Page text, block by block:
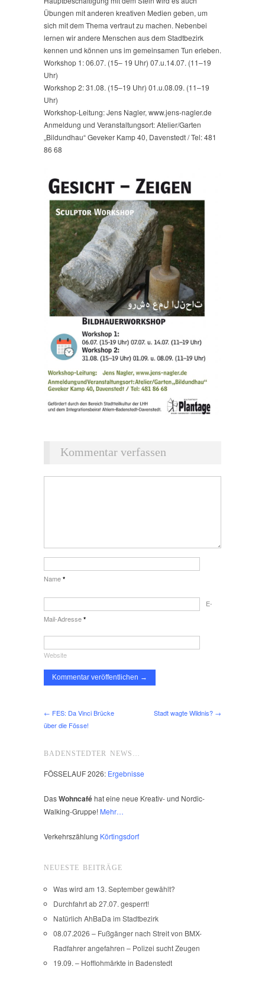
Übungen mit anderen kreativen Medien geben, um
sich mit dem Thema vertraut zu machen. Nebenbei
lernen wir andere Menschen aus dem Stadtbezirk
kennen und können uns im gemeinsamen Tun erleben.
Workshop 1: 06.07. (15– 19 Uhr) 07.u.14.07. (11–19
Uhr)
Workshop 2: 31.08. (15–19 Uhr) 01.u.08.09. (11–19
Uhr)
Workshop-Leitung: Jens Nagler, www.jens-nagler.de
Anmeldung und Veranstaltungsort: Atelier/Garten
„Bildundhau“ Geveker Kamp 40, Davenstedt / Tel: 481
86 68
Kommentar verfassen
Name *
E-
Mail-Adresse *
Website
← FES: Da Vinci Brücke
über die Fösse!
Stadt wagte Wildnis? →
BADENSTEDTER NEWS…
FÖSSELAUF 2026: Ergebnisse
DasWohncaféhat eine neue Kreativ- und Nordic-
Walking-Gruppe! Mehr…
Verkehrszählung Körtingsdorf
NEUESTE BEITRÄGE
Was wird am 13. September gewählt?
Durchfahrt ab 27.07. gesperrt!
Natürlich AhBaDa im Stadtbezirk
08.07.2026 – Fußgänger nach Streit von BMX-
Radfahrer angefahren – Polizei sucht Zeugen
19.09. – Hofflohmärkte in Badenstedt